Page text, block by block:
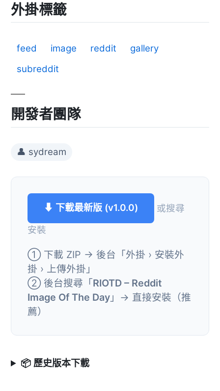
外掛標籤
feed image reddit
gallery
subreddit
開發者團隊
👤 sydream
⬇ 下載最新版 (v1.0.0)
或搜尋
安裝
① 下載 ZIP → 後台「外掛 › 安裝外
掛 › 上傳外掛」
② 後台搜尋「RIOTD – Reddit
Image Of The Day 」→ 直接安裝（推
薦）
📦 歷史版本下載